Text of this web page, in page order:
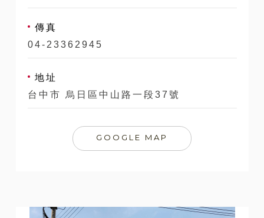
傳真
04-23362945
地址
台中市 烏日區中山路一段37號
GOOGLE MAP